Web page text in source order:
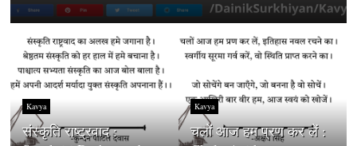
Kavya
संस्कृति राष्ट्रवाद :
Kavya
चलों आज हम प्रण कर लें :